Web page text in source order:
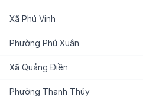
Xã Phú Vinh
Phường Phú Xuân
Xã Quảng Điền
Phường Thanh Thủy